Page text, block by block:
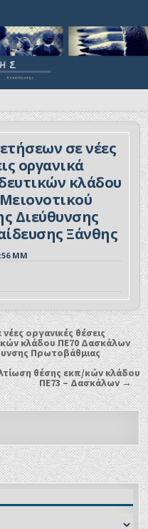
σε νέες
οργανικά
κλάδου
Διεύθυνσης
Ξάνθης
ΜΜ
οργανικές θέσεις
κλάδου ΠΕ70 Δασκάλων
Πρωτοβάθμιας
θέσης εκπ/κών κλάδου
ΠΕ73 – Δασκάλων →